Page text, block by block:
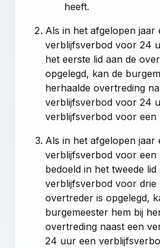
heeft.
Als in het afgelopen jaar
verblijfsverbod voor 24
het eerste lid aan de
opgelegd, kan de
herhaalde overtreding
verblijfsverbod voor 24
verblijfsverbod voor een
Als in het afgelopen jaar
verblijfsverbod voor een
bedoeld in het tweede
verblijfsverbod voor drie
overtreder is opgelegd,
burgemeester hem bij
overtreding naast een
24 uur een